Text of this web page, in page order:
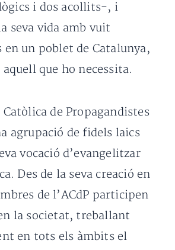
i dos acollits-, i
seva vida amb vuit
en un poblet de Catalunya,
que ho necessita.
Catòlica de Propagandistes
agrupació de fidels laics
vocació d’evangelitzar
Des de la seva creació en
de l’ACdP participen
la societat, treballant
en tots els àmbits el